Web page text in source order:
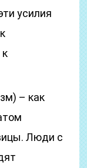
усилия
– как
Люди с